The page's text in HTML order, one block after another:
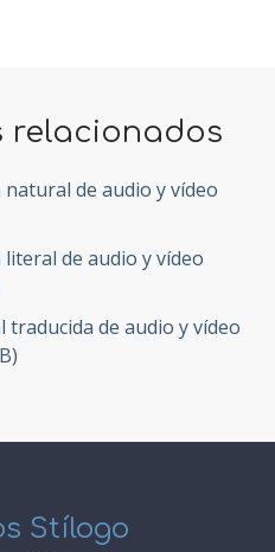
relacionados
de audio y vídeo
de audio y vídeo
de audio y vídeo
Stílogo